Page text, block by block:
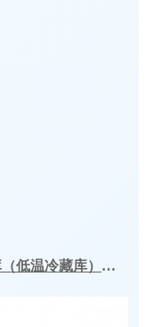
杭州养生堂万泰生物6600m³医药冷库（低温冷藏库）工程案例